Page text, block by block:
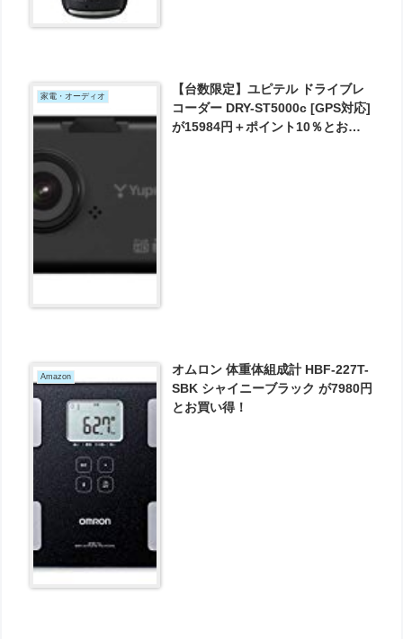
家電・オーディオ
【台数限定】ユピテル ドライブレ
コーダー DRY-ST5000c [GPS対応]
が15984円＋ポイント10％とお買
Amazon
オムロン 体重体組成計 HBF-227T-
SBK シャイニーブラック が7980円
とお買い得！